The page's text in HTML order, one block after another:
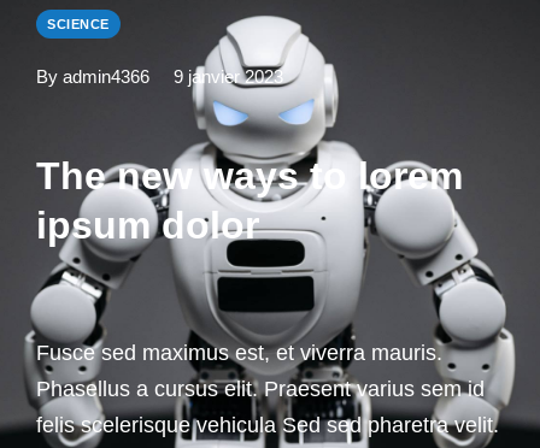
SCIENCE
By admin4366 9 janvier 2023
The new ways to lorem
ipsum dolor
Fusce sed maximus est, et viverra mauris.
Phasellus a cursus elit. Praesent varius sem id
felis scelerisque vehicula Sed sed pharetra velit.